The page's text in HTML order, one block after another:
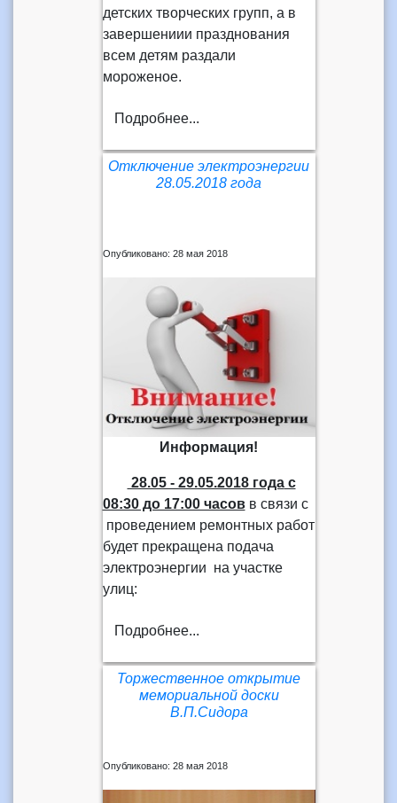
детских творческих групп, а в
завершениии празднования
всем детям раздали
мороженое.
Подробнее...
Отключение электроэнергии
28.05.2018 года
Опубликовано: 28 мая 2018
Информация!
28.05 - 29.05.2018 годас
08:30 до 17:00 часовв связи с
проведением ремонтных работ
будет прекращена подача
электроэнергии на участке
улиц:
Подробнее...
Торжественное открытие
мемориальной доски
В.П.Сидора
Опубликовано: 28 мая 2018